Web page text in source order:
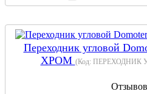
Переходник угловой
ХРОМ (Код: ПЕРЕХОДНИК